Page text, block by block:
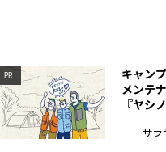
PR
キャン
メンテ
『ヤシ
サラ